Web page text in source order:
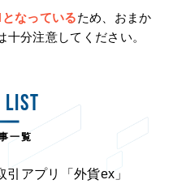
なっているため、おまか
分注意してください。
一覧
アプリ「外貨ex」